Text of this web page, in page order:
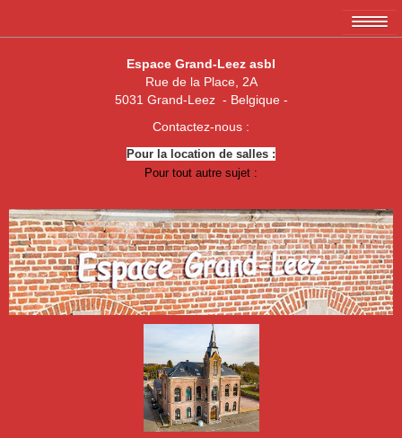
L'association EGL asbl
Amicale des 3 x 20
Association "Un enfant, une vie"
Royal Football Club Grand-Leez
Les pêcheurs réunis
Club des Jeunes de Grand-Leez
Nouvelle jeune paume Grand-Leez
La Plaine de Vacances de Grand-Leez
Espace Grand-Leez asbl
Rue de la Place, 2A
5031 Grand-Leez - Belgique -
Contactez-nous :
Pour la location de salles :
Pour tout autre sujet :